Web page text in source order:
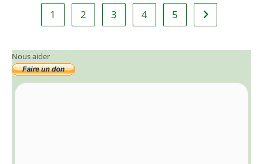
1 2 3 4 5 Aller à la page
Nous aider